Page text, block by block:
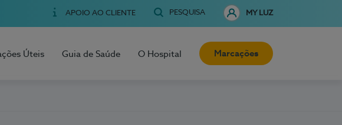
APOIO AO CLIENTE PESQUISA MY LUZ
Úteis Guia de Saúde O Hospital Marcações